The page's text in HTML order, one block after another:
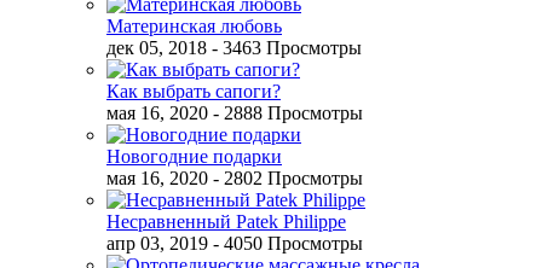
Материнская любовь
дек 05, 2018 - 3463 Просмотры
Как выбрать сапоги?
мая 16, 2020 - 2888 Просмотры
Новогодние подарки
мая 16, 2020 - 2802 Просмотры
Несравненный Patek Philippe
апр 03, 2019 - 4050 Просмотры